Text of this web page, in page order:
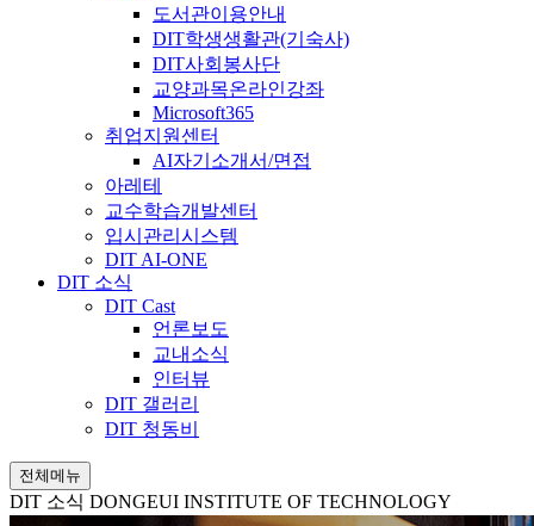
도서관이용안내
DIT학생생활관(기숙사)
DIT사회봉사단
교양과목온라인강좌
Microsoft365
취업지원센터
AI자기소개서/면접
아레테
교수학습개발센터
입시관리시스템
DIT AI-ONE
DIT 소식
DIT Cast
언론보도
교내소식
인터뷰
DIT 갤러리
DIT 청동비
전체메뉴
DIT 소식 DONGEUI INSTITUTE OF TECHNOLOGY